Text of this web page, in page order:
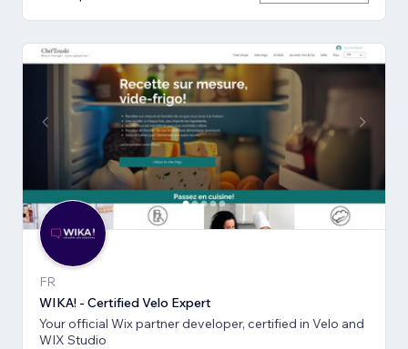
FR
WIKA! - Certified Velo Expert
Your official Wix partner developer, certified in Velo and
WIX Studio